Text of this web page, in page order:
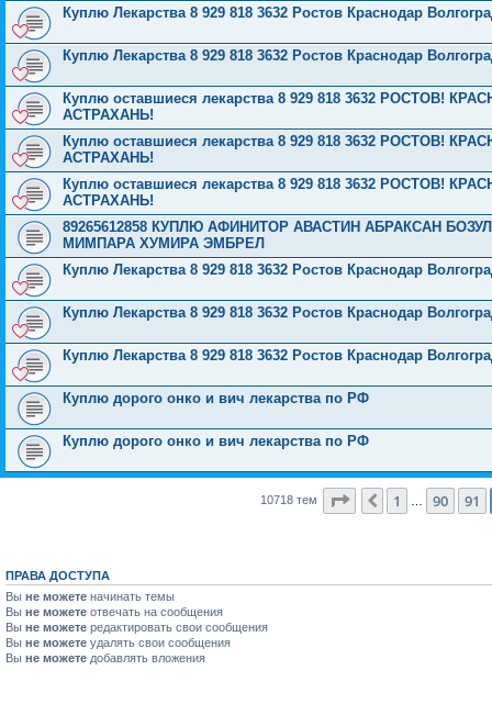
Куплю Лекарства 8 929 818 3632 Ростов Краснодар
Куплю Лекарства 8 929 818 3632 Ростов Краснодар
Куплю оставшиеся лекарства 8 929 818 3632 РОСТОВ!
АСТРАХАНЬ!
Куплю оставшиеся лекарства 8 929 818 3632 РОСТОВ!
АСТРАХАНЬ!
Куплю оставшиеся лекарства 8 929 818 3632 РОСТОВ!
АСТРАХАНЬ!
89265612858 КУПЛЮ АФИНИТОР АВАСТИН АБРАКСАН
МИМПАРА ХУМИРА ЭМБРЕЛ
Куплю Лекарства 8 929 818 3632 Ростов Краснодар
Куплю Лекарства 8 929 818 3632 Ростов Краснодар
Куплю Лекарства 8 929 818 3632 Ростов Краснодар
Куплю дорого онко и вич лекарства по РФ
Куплю дорого онко и вич лекарства по РФ
10718 тем Страница 92из 429
Пред.
1 90 91
ПРАВА ДОСТУПА
Вы не можете начинать темы
Вы не можете отвечать на сообщения
Вы не можете редактировать свои сообщения
Вы не можете удалять свои сообщения
Вы не можете добавлять вложения